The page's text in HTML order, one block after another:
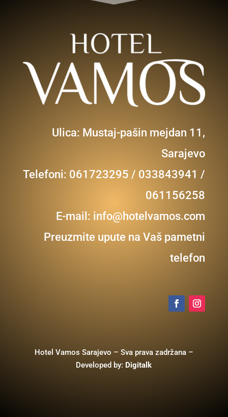
Ulica: Mustaj-pašin mejdan 11,
Sarajevo
Telefoni: 061723295 / 033843941 /
061156258
E-mail: info@hotelvamos.com
Preuzmite upute na Vaš pametni
telefon
Hotel Vamos Sarajevo – Sva prava zadržana –
Developed by: Digitalk